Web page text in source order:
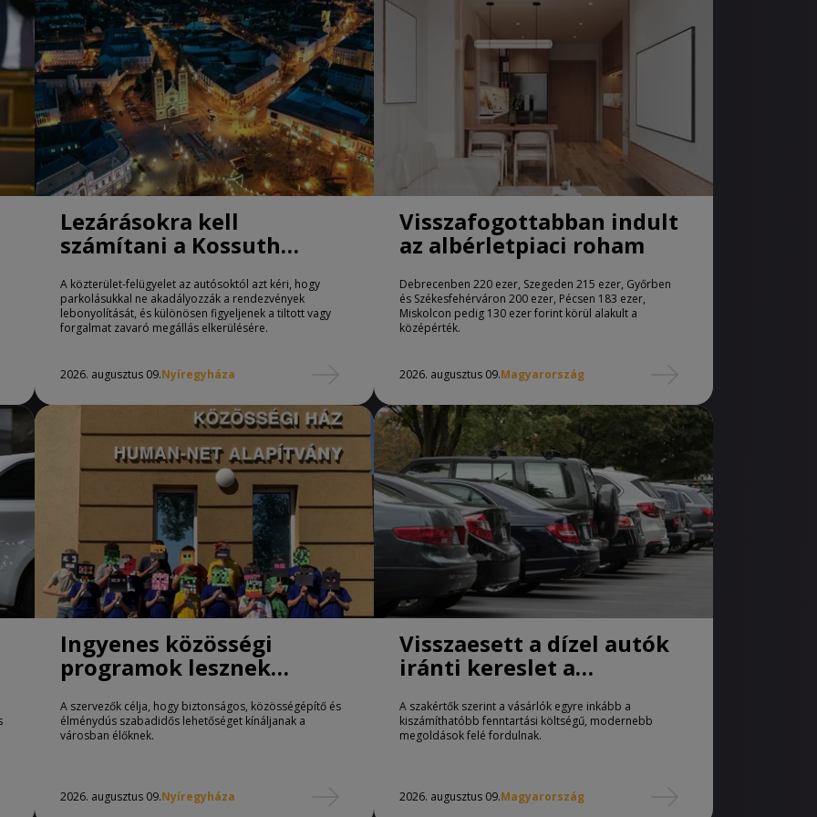
Lezárásokra kell
számítani a Kossuth
A közterület-felügyelet az autósoktól azt kéri, hogy
parkolásukkal ne akadályozzák a rendezvények
lebonyolítását, és különösen figyeljenek a tiltott vagy
forgalmat zavaró megállás elkerülésére.
2026. augusztus 09.Nyíregyháza
Visszafogottabban indult
az albérletpiaci roham
Debrecenben 220 ezer, Szegeden 215 ezer, Győrben
és Székesfehérváron 200 ezer, Pécsen 183 ezer,
Miskolcon pedig 130 ezer forint körül alakult a
középérték.
2026. augusztus 09.Magyarország
Ingyenes közösségi
programok lesznek
Nyíregyházán
A szervezők célja, hogy biztonságos, közösségépítő és
élménydús szabadidős lehetőséget kínáljanak a
városban élőknek.
2026. augusztus 09.Nyíregyháza
Visszaesett a dízel autók
iránti kereslet a
A szakértők szerint a vásárlók egyre inkább a
kiszámíthatóbb fenntartási költségű, modernebb
megoldások felé fordulnak.
2026. augusztus 09.Magyarország